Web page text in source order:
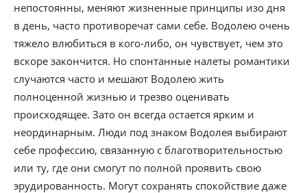
непостоянны, меняют жизненные принципы изо дня
в день, часто противоречат сами себе. Водолею очень
тяжело влюбиться в кого-либо, он чувствует, чем это
вскоре закончится. Но спонтанные налеты романтики
случаются часто и мешают Водолею жить
полноценной жизнью и трезво оценивать
происходящее. Зато он всегда остается ярким и
неординарным. Люди под знаком Водолея выбирают
себе профессию, связанную с благотворительностью
или ту, где они смогут по полной проявить свою
эрудированность. Могут сохранять спокойствие даже